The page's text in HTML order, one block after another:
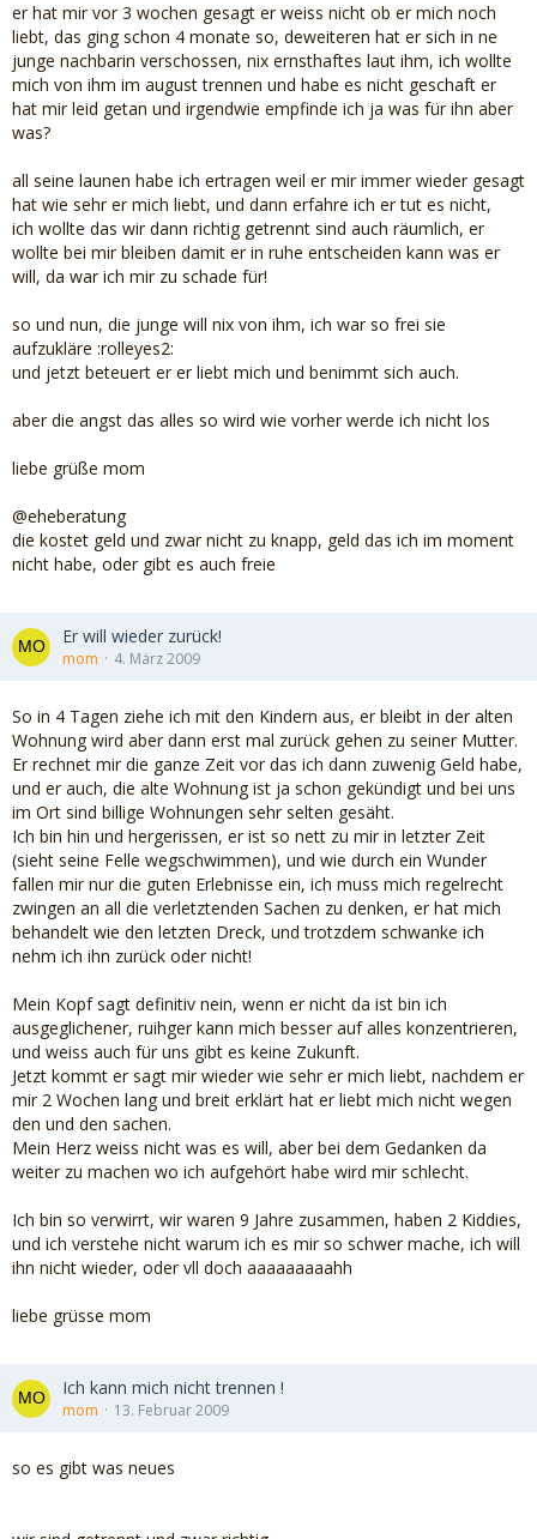
er hat mir vor 3 wochen gesagt er weiss nicht ob er mich noch
liebt, das ging schon 4 monate so, deweiteren hat er sich in ne
junge nachbarin verschossen, nix ernsthaftes laut ihm, ich wollte
mich von ihm im august trennen und habe es nicht geschaft er
hat mir leid getan und irgendwie empfinde ich ja was für ihn aber
was?
all seine launen habe ich ertragen weil er mir immer wieder gesagt
hat wie sehr er mich liebt, und dann erfahre ich er tut es nicht,
ich wollte das wir dann richtig getrennt sind auch räumlich, er
wollte bei mir bleiben damit er in ruhe entscheiden kann was er
will, da war ich mir zu schade für!
so und nun, die junge will nix von ihm, ich war so frei sie
aufzukläre :rolleyes2:
und jetzt beteuert er er liebt mich und benimmt sich auch.
aber die angst das alles so wird wie vorher werde ich nicht los
liebe grüße mom
@eheberatung
die kostet geld und zwar nicht zu knapp, geld das ich im moment
nicht habe, oder gibt es auch freie
Er will wieder zurück!
mom 4. März 2009
So in 4 Tagen ziehe ich mit den Kindern aus, er bleibt in der alten
Wohnung wird aber dann erst mal zurück gehen zu seiner Mutter.
Er rechnet mir die ganze Zeit vor das ich dann zuwenig Geld habe,
und er auch, die alte Wohnung ist ja schon gekündigt und bei uns
im Ort sind billige Wohnungen sehr selten gesäht.
Ich bin hin und hergerissen, er ist so nett zu mir in letzter Zeit
(sieht seine Felle wegschwimmen), und wie durch ein Wunder
fallen mir nur die guten Erlebnisse ein, ich muss mich regelrecht
zwingen an all die verletztenden Sachen zu denken, er hat mich
behandelt wie den letzten Dreck, und trotzdem schwanke ich
nehm ich ihn zurück oder nicht!
Mein Kopf sagt definitiv nein, wenn er nicht da ist bin ich
ausgeglichener, ruihger kann mich besser auf alles konzentrieren,
und weiss auch für uns gibt es keine Zukunft.
Jetzt kommt er sagt mir wieder wie sehr er mich liebt, nachdem er
mir 2 Wochen lang und breit erklärt hat er liebt mich nicht wegen
den und den sachen.
Mein Herz weiss nicht was es will, aber bei dem Gedanken da
weiter zu machen wo ich aufgehört habe wird mir schlecht.
Ich bin so verwirrt, wir waren 9 Jahre zusammen, haben 2 Kiddies,
und ich verstehe nicht warum ich es mir so schwer mache, ich will
ihn nicht wieder, oder vll doch aaaaaaaaahh
liebe grüsse mom
Ich kann mich nicht trennen !
mom 13. Februar 2009
so es gibt was neues